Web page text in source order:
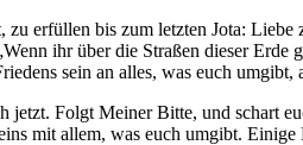
erfüllen bis zum letzten Jota:
ihr über die Straßen dieser Erde
sein an alles, was euch
jetzt. Folgt Meiner Bitte, und schart
mit allem, was euch umgibt.